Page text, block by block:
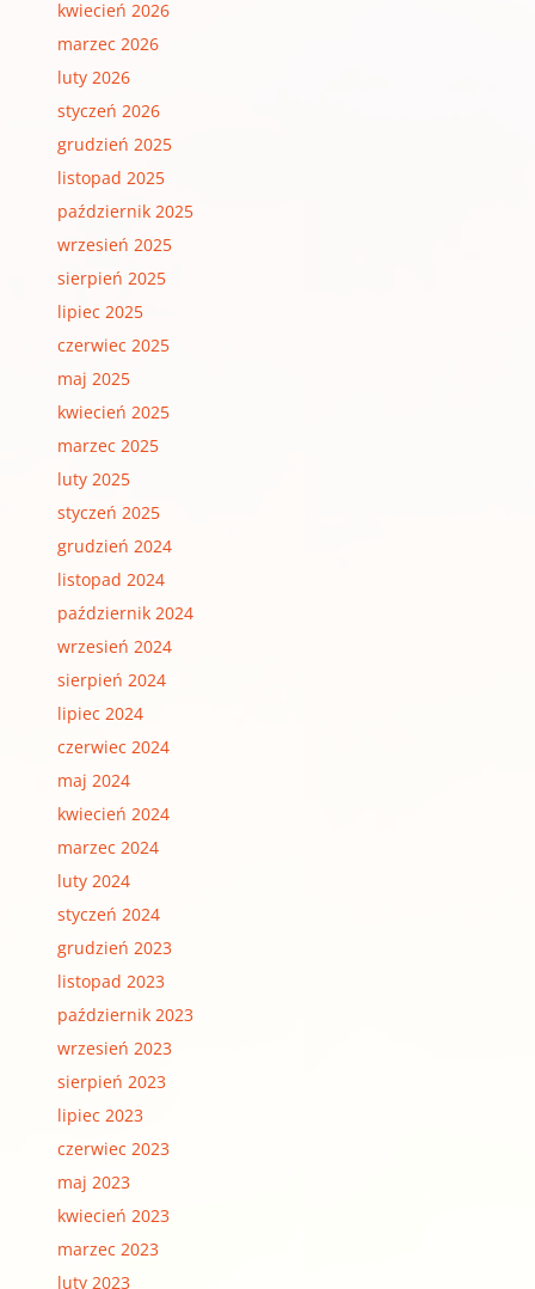
kwiecień 2026
marzec 2026
luty 2026
styczeń 2026
grudzień 2025
listopad 2025
październik 2025
wrzesień 2025
sierpień 2025
lipiec 2025
czerwiec 2025
maj 2025
kwiecień 2025
marzec 2025
luty 2025
styczeń 2025
grudzień 2024
listopad 2024
październik 2024
wrzesień 2024
sierpień 2024
lipiec 2024
czerwiec 2024
maj 2024
kwiecień 2024
marzec 2024
luty 2024
styczeń 2024
grudzień 2023
listopad 2023
październik 2023
wrzesień 2023
sierpień 2023
lipiec 2023
czerwiec 2023
maj 2023
kwiecień 2023
marzec 2023
luty 2023